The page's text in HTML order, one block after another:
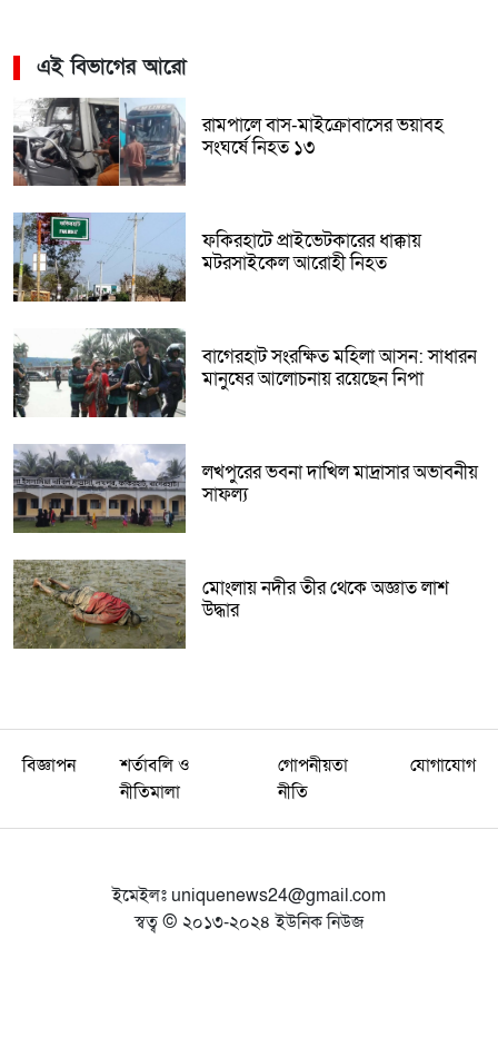
এই বিভাগের আরো
রামপালে বাস-মাইক্রোবাসের ভয়াবহ
সংঘর্ষে নিহত ১৩
ফকিরহাটে প্রাইভেটকারের ধাক্কায়
মটরসাইকেল আরোহী নিহত
বাগেরহাট সংরক্ষিত মহিলা আসন: সাধারন
মানুষের আলোচনায় রয়েছেন নিপা
লখপুরের ভবনা দাখিল মাদ্রাসার অভাবনীয়
সাফল্য
মোংলায় নদীর তীর থেকে অজ্ঞাত লাশ
উদ্ধার
বিজ্ঞাপন
শর্তাবলি ও
নীতিমালা
গোপনীয়তা
নীতি
যোগাযোগ
ইমেইলঃ uniquenews24@gmail.com
স্বত্ব © ২০১৩-২০২৪ ইউনিক নিউজ